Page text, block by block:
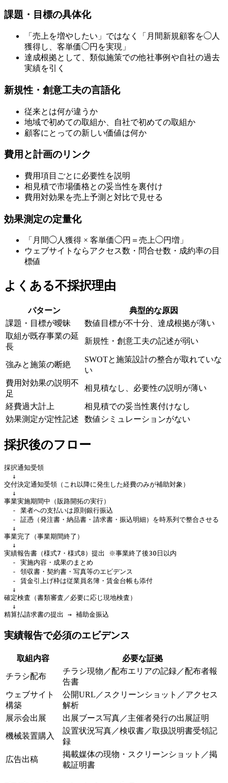
課題・目標の具体化
「売上を増やしたい」ではなく「月間新規顧客を◯人
獲得し、客単価◯円を実現」
達成根拠として、類似施策での他社事例や自社の過去
実績を引く
新規性・創意工夫の言語化
従来とは何が違うか
地域で初めての取組か、自社で初めての取組か
顧客にとっての新しい価値は何か
費用と計画のリンク
費用項目ごとに必要性を説明
相見積で市場価格との妥当性を裏付け
費用対効果を売上予測と対比で見せる
効果測定の定量化
「月間◯人獲得 × 客単価◯円＝売上◯円増」
ウェブサイトならアクセス数・問合せ数・成約率の目
標値
よくある不採択理由
パターン
典型的な原因
課題・目標が曖昧
数値目標が不十分、達成根拠が薄い
取組が既存事業の延
長
新規性・創意工夫の記述が弱い
強みと施策の断絶
SWOTと施策設計の整合が取れていな
い
費用対効果の説明不
足
相見積なし、必要性の説明が薄い
経費過大計上
相見積での妥当性裏付けなし
効果測定が定性記述
数値シミュレーションがない
採択後のフロー
採択通知受領
  ↓
交付決定通知受領（これ以降に発生した経費のみが補助対象）
  ↓
事業実施期間中（販路開拓の実行）
  - 業者への支払いは原則銀行振込
  - 証憑（発注書・納品書・請求書・振込明細）を時系列で整合させる
  ↓
事業完了（事業期間終了）
  ↓
実績報告書（様式7・様式8）提出 ※事業終了後30日以内
  - 実施内容・成果のまとめ
  - 領収書・契約書・写真等のエビデンス
  - 賃金引上げ枠は従業員名簿・賃金台帳も添付
  ↓
確定検査（書類審査／必要に応じ現地検査）
  ↓
実績報告で必須のエビデンス
取組内容 必要な証拠
チラシ配布
チラシ現物／配布エリアの記録／配布者報
告書
ウェブサイト
構築
公開URL／スクリーンショット／アクセス
解析
展示会出展
出展ブース写真／主催者発行の出展証明
機械装置購入
設置状況写真／検収書／取扱説明書受領記
録
広告出稿
掲載媒体の現物・スクリーンショット／掲
載証明書